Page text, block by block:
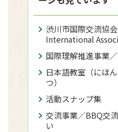
渋川市国際交流協
International
国際理解推進事業
日本語教室（にほ
つ）
活動スナップ集
交流事業／BBQ交
い